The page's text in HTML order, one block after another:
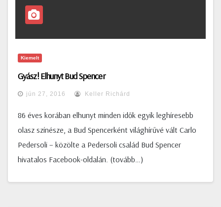
Kiemelt
Gyász! Elhunyt Bud Spencer
jún 27, 2016 Keller Richárd
86 éves korában elhunyt minden idők egyik leghíresebb
olasz színésze, a Bud Spencerként világhírűvé vált Carlo
Pedersoli – közölte a Pedersoli család Bud Spencer
hivatalos Facebook-oldalán. (tovább…)